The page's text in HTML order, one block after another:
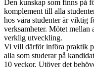
Den kunskap som finns på
komplement till alla
hos våra studenter är viktig
verksamheter. Mötet
verklig utveckling.
Vi vill därför införa praktik
alla som studerar på
10 veckor. Utöver det